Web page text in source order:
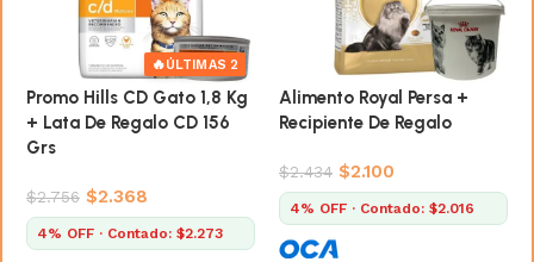
🔥ÚLTIMAS 2
Promo Hills CD Gato 1,8 Kg
+ Lata De Regalo CD 156
Grs
$2.756 $2.368
4% OFF · Contado: $2.273
Alimento Royal Persa +
Recipiente De Regalo
$2.434 $2.100
4% OFF · Contado: $2.016